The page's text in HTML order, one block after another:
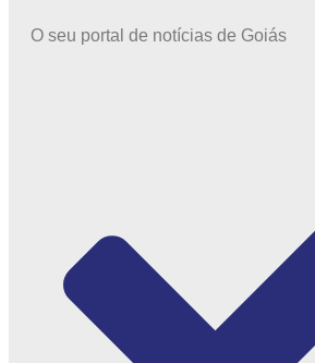
O seu portal de notícias de Goiás